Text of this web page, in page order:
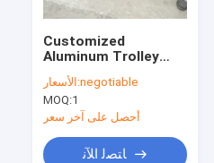
Customized
Aluminum Trolley
Flight Case Plywood
Road Case with Small
Wheels
الأسعار:negotiable
MOQ:1
أحصل على آخر سعر
ﺎﺘﺼﻟ ﺍﻶﻧ